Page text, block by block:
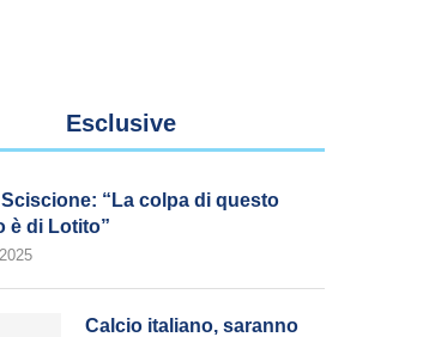
Esclusive
“La colpa di questo
è di Lotito”
Calcio italiano, saranno